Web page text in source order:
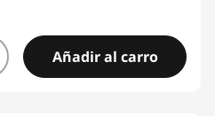
Añadir al carro